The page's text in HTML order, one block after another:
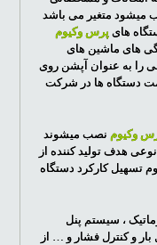
میشود متغیر می باشد
های پرس وکیوم
های ماشین های
را به عنوان آپشن روی
دستگاه ها در شرکت
وکیوم نصب میشوند
هدف تولید کننده از
تسهیل کارکرد دستگاه
، سیستم پنل
و کنترل فشار و … از